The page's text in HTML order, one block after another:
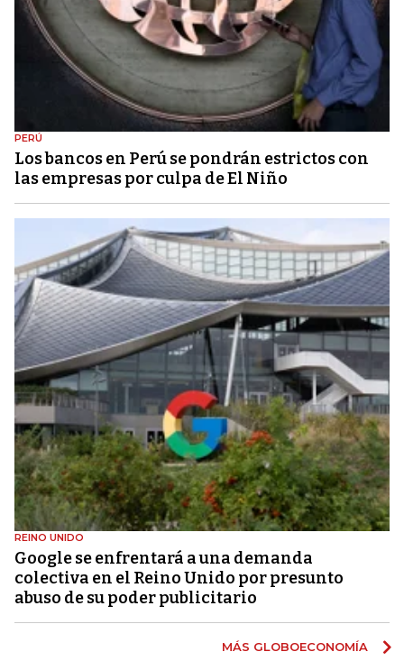
PERÚ
Los bancos en Perú se pondrán estrictos con
las empresas por culpa de El Niño
REINO UNIDO
Google se enfrentará a una demanda
colectiva en el Reino Unido por presunto
abuso de su poder publicitario
MÁS GLOBOECONOMÍA